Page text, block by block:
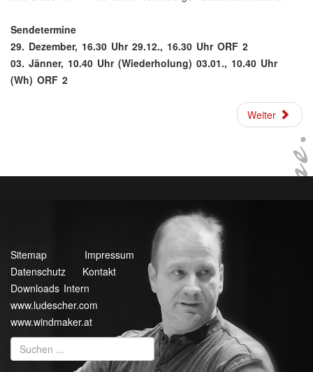
Sendetermine
29. Dezember, 16.30 Uhr 29.12., 16.30 Uhr ORF 2
03. Jänner, 10.40 Uhr (Wiederholung) 03.01., 10.40 Uhr
(Wh) ORF 2
Weiter
Sitemap
Impressum
Datenschutz
Kontakt
Downloads Intern
www.ludescher.com
www.windmaker.at